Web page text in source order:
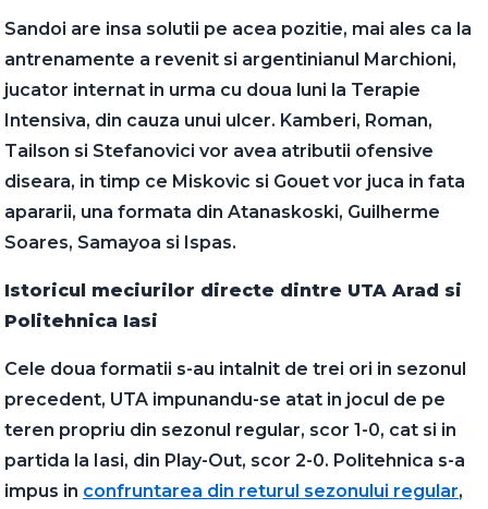
Sandoi are insa solutii pe acea pozitie, mai ales ca la
antrenamente a revenit si argentinianul Marchioni,
jucator internat in urma cu doua luni la Terapie
Intensiva, din cauza unui ulcer. Kamberi, Roman,
Tailson si Stefanovici vor avea atributii ofensive
diseara, in timp ce Miskovic si Gouet vor juca in fata
apararii, una formata din Atanaskoski, Guilherme
Soares, Samayoa si Ispas.
Istoricul meciurilor directe dintre UTA Arad si
Politehnica Iasi
Cele doua formatii s-au intalnit de trei ori in sezonul
precedent, UTA impunandu-se atat in jocul de pe
teren propriu din sezonul regular, scor 1-0, cat si in
partida la Iasi, din Play-Out, scor 2-0. Politehnica s-a
impus in confruntarea din returul sezonului regular,